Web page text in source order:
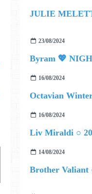
JULIE
23/08/2024
Byram 💖
16/08/2024
Octavian
16/08/2024
Liv Miraldi ○
14/08/2024